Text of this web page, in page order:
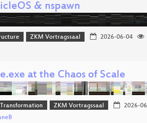
& nspawn
ZKM Vortragssaal 2026-06-04
at the Chaos of Scale
ZKM Vortragssaal
2026-